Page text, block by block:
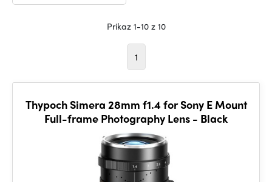
Prikaz 1-10 z 10
1
Thypoch Simera 28mm f1.4 for Sony E Mount
Full-frame Photography Lens - Black